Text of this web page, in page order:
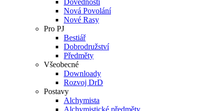
Nová Povolání
Nové Rasy
Pro PJ
Bestiář
Dobrodružství
Předměty
Všeobecné
Downloady
Rozvoj DrD
Postavy
Alchymista
Alchymistické předměty